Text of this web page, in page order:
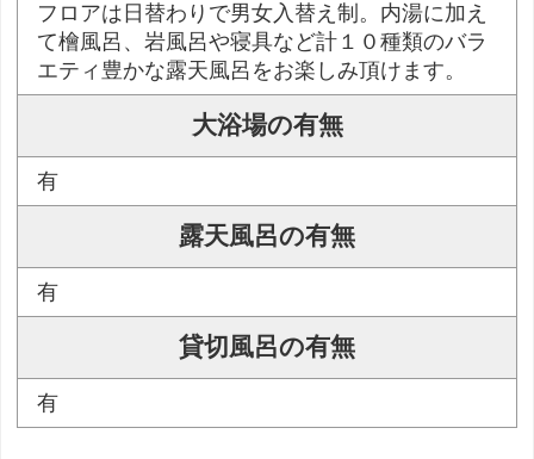
フロアは日替わりで男女入替え制。内湯に加え
て檜風呂、岩風呂や寝具など計１０種類のバラ
エティ豊かな露天風呂をお楽しみ頂けます。
大浴場の有無
有
露天風呂の有無
有
貸切風呂の有無
有